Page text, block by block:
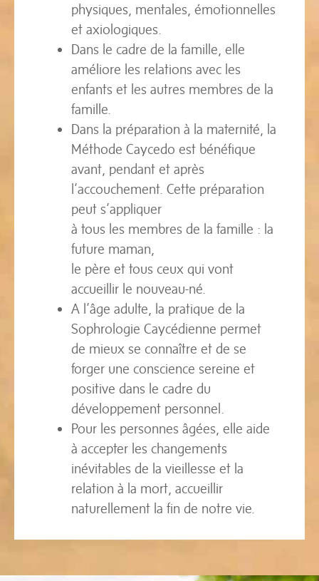
physiques, mentales, émotionnelles
et axiologiques.
Dans le cadre de la famille, elle
améliore les relations avec les
enfants et les autres membres de la
famille.
Dans la préparation à la maternité, la
Méthode Caycedo est bénéfique
avant, pendant et après
l’accouchement. Cette préparation
peut s’appliquer
à tous les membres de la famille : la
future maman,
le père et tous ceux qui vont
accueillir le nouveau-né.
A l’âge adulte, la pratique de la
Sophrologie Caycédienne permet
de mieux se connaître et de se
forger une conscience sereine et
positive dans le cadre du
développement personnel.
Pour les personnes âgées, elle aide
à accepter les changements
inévitables de la vieillesse et la
relation à la mort, accueillir
naturellement la fin de notre vie.